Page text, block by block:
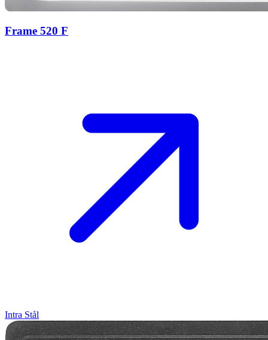
Frame 520 F
Intra Stål